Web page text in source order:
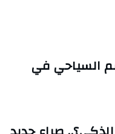
السياحي في